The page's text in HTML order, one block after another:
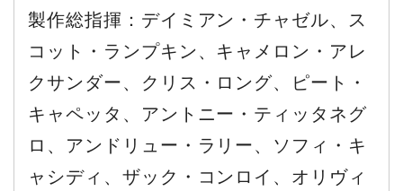
製作総指揮：デイミアン・チャゼル、ス
コット・ランプキン、キャメロン・アレ
クサンダー、クリス・ロング、ピート・
キャペッタ、アントニー・ティッタネグ
ロ、アンドリュー・ラリー、ソフィ・キ
ャシディ、ザック・コンロイ、オリヴィ